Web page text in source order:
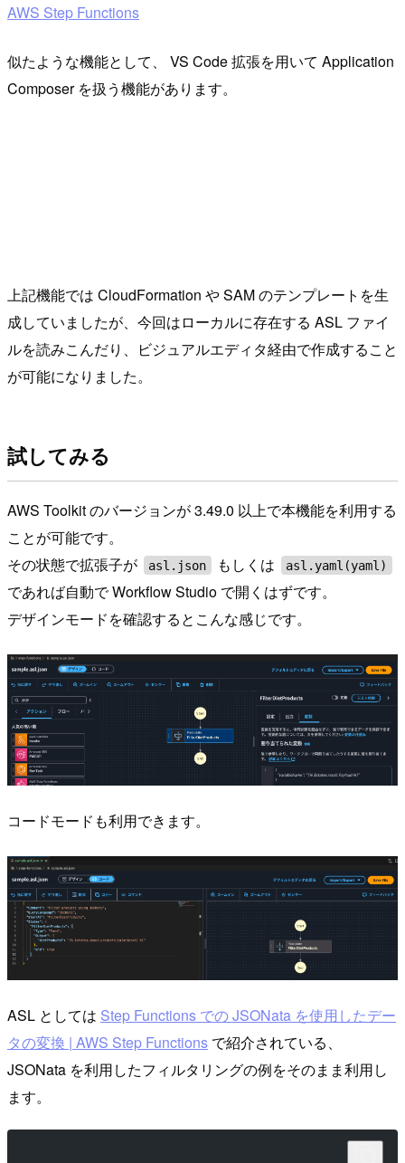
AWS Step Functions
似たような機能として、 VS Code 拡張を用いて Application
Composer を扱う機能があります。
上記機能では CloudFormation や SAM のテンプレートを生
成していましたが、今回はローカルに存在する ASL ファイ
ルを読みこんだり、ビジュアルエディタ経由で作成すること
が可能になりました。
試してみる
AWS Toolkit のバージョンが 3.49.0 以上で本機能を利用する
ことが可能です。
その状態で拡張子が
asl.json もしくは asl.yaml(yaml)
であれば自動で Workflow Studio で開くはずです。
デザインモードを確認するとこんな感じです。
コードモードも利用できます。
ASL としては Step Functions での JSONata を使用したデー
タの変換 | AWS Step Functions で紹介されている、
JSONata を利用したフィルタリングの例をそのまま利用し
ます。